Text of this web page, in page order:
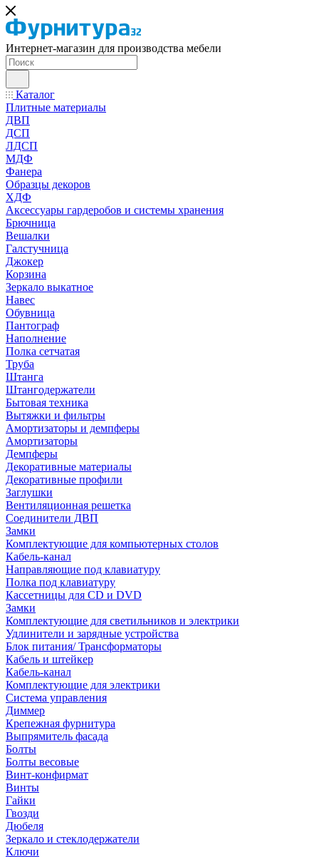
Интернет-магазин для производства мебели
Каталог
Плитные материалы
ДВП
ДСП
ЛДСП
МДФ
Фанера
Образцы декоров
ХДФ
Аксессуары гардеробов и системы хранения
Брючница
Вешалки
Галстучница
Джокер
Корзина
Зеркало выкатное
Навес
Обувница
Пантограф
Наполнение
Полка сетчатая
Труба
Штанга
Штангодержатели
Бытовая техника
Вытяжки и фильтры
Амортизаторы и демпферы
Амортизаторы
Демпферы
Декоративные материалы
Декоративные профили
Заглушки
Вентиляционная решетка
Соединители ДВП
Замки
Комплектующие для компьютерных столов
Кабель-канал
Направляющие под клавиатуру
Полка под клавиатуру
Кассетницы для CD и DVD
Замки
Комплектующие для светильников и электрики
Удлинители и зарядные устройства
Блок питания/ Трансформаторы
Кабель и штейкер
Кабель-канал
Комплектующие для электрики
Система управления
Диммер
Крепежная фурнитура
Выпрямитель фасада
Болты
Болты весовые
Винт-конфирмат
Винты
Гайки
Гвозди
Дюбеля
Зеркало и стеклодержатели
Ключи